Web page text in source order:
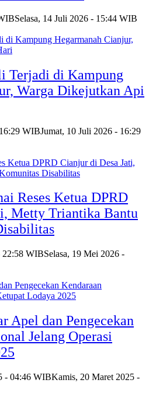
Selasa, 14 Juli 2026 - 15:44 WIB
Terjadi di Kampung
Warga Dikejutkan Api
WIBJumat, 10 Juli 2026 - 16:29
Reses Ketua DPRD
Metty Triantika Bantu
22:58 WIBSelasa, 19 Mei 2026 -
Apel dan Pengecekan
Jelang Operasi
- 04:46 WIBKamis, 20 Maret 2025 -